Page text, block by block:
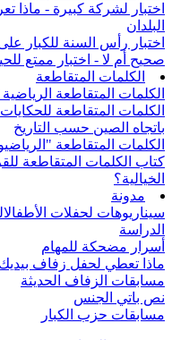
اختبار لشركة كبيرة -
البلدان
اختبار رأس السنة للكبار
صحيح أم لا - اختبار ممتع
الكلمات المتقاطعة
الكلمات المتقاطعة
الكلمات المتقاطعة
باتجاه الصين حسب التاريخ
الكلمات المتقاطعة
كتاب الكلمات المتقاطعة
الخيالية؟
مدونة
سيناريوهات لحفلات الأطفال
الدراسة
أسرار مضحكة للمهام
ماذا تعطي لحفل زفاف بيديك
مسابقات الزفاف الحديثة
نص باتي الجنس
مسابقات حزب الكبار